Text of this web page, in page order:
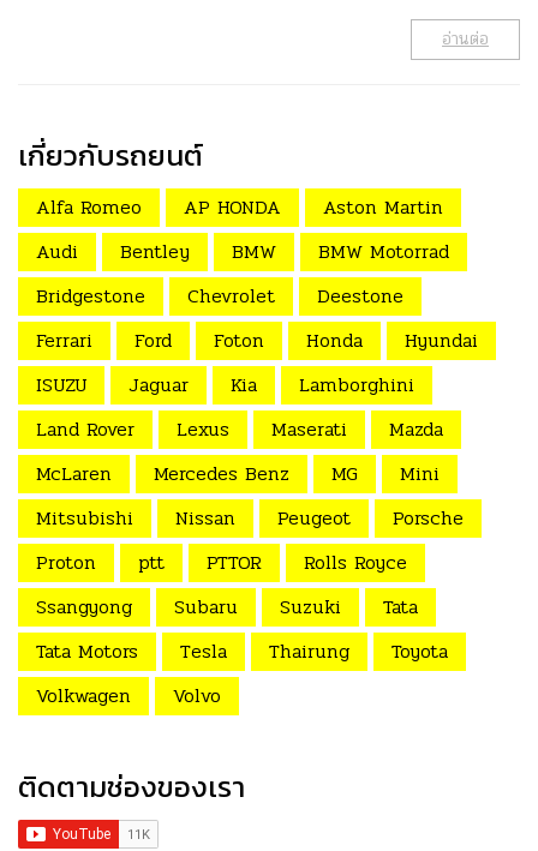
อ่านต่อ
เกี่ยวกับรถยนต์
Alfa Romeo AP HONDA
Aston Martin
Audi
Bentley BMW
BMW Motorrad
Bridgestone
Chevrolet
Deestone
Ferrari
Ford Foton Honda
Hyundai
ISUZU
Jaguar Kia
Lamborghini
Land Rover
Lexus Maserati
Mazda
McLaren
Mercedes Benz MG
Mini
Mitsubishi
Nissan Peugeot
Porsche
Proton
ptt PTTOR
Rolls Royce
Ssangyong
Subaru Suzuki
Tata
Tata Motors
Tesla Thairung
Toyota
Volkwagen
Volvo
ติดตามช่องของเรา